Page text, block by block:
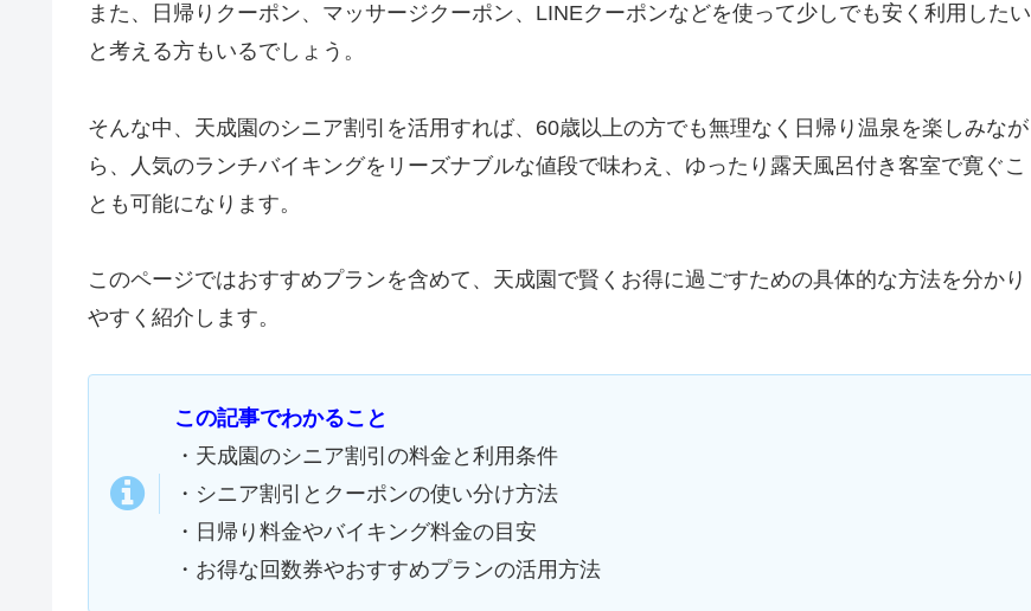
また、日帰りクーポン、マッサージクーポン、LINEクーポンなどを使って少しでも安く利用したい
と考える方もいるでしょう。
そんな中、天成園のシニア割引を活用すれば、60歳以上の方でも無理なく日帰り温泉を楽しみなが
ら、人気のランチバイキングをリーズナブルな値段で味わえ、ゆったり露天風呂付き客室で寛ぐこ
とも可能になります。
このページではおすすめプランを含めて、天成園で賢くお得に過ごすための具体的な方法を分かり
やすく紹介します。
この記事でわかること
・天成園のシニア割引の料金と利用条件
・シニア割引とクーポンの使い分け方法
・日帰り料金やバイキング料金の目安
・お得な回数券やおすすめプランの活用方法